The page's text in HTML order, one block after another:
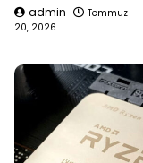
admin
Temmuz
20, 2026